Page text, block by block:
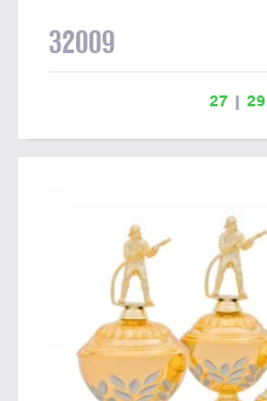
32009
27 | 29